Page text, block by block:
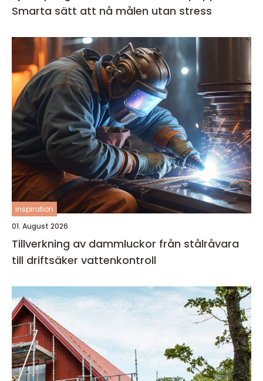
Smarta sätt att nå målen utan stress
inspiration
01. August 2026
Tillverkning av dammluckor från stålråvara
till driftsäker vattenkontroll